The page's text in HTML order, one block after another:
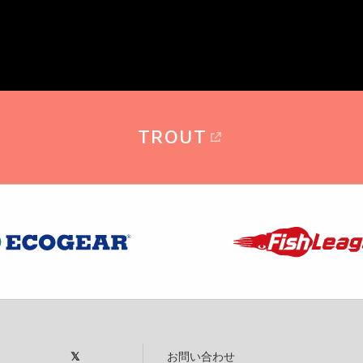
TROUT
お問い合わせ